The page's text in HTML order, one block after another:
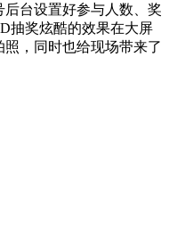
台设置好参与人数、奖
抽奖炫酷的效果在大屏
，同时也给现场带来了